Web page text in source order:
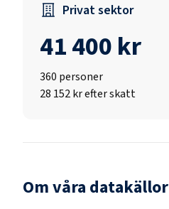
Privat sektor
41 400 kr
360 personer
28 152 kr efter skatt
Om våra datakällor